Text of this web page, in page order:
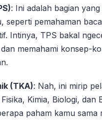
: Ini adalah bagian
seperti pemahaman
Intinya, TPS bakal
memahami konsep-
(TKA): Nah, ini mirip
Kimia, Biologi, dan
paham kamu sama